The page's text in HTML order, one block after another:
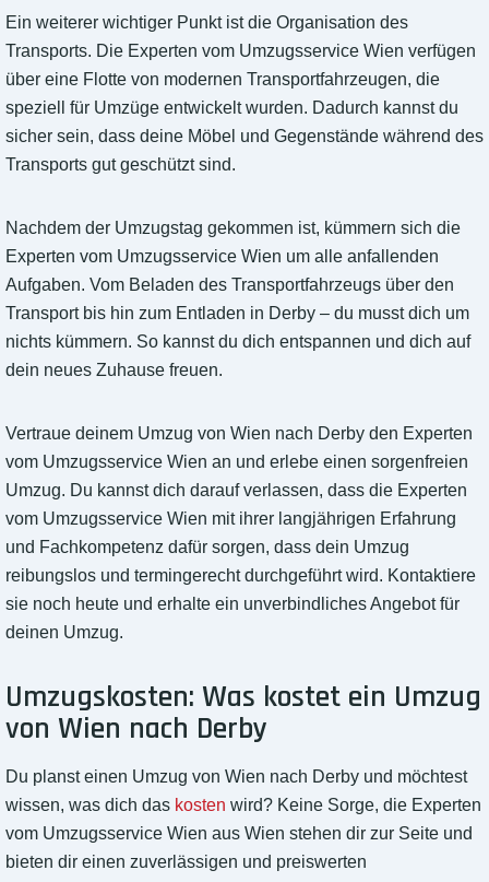
Ein weiterer wichtiger Punkt ist die Organisation des
Transports. Die Experten vom Umzugsservice Wien verfügen
über eine Flotte von modernen Transportfahrzeugen, die
speziell für Umzüge entwickelt wurden. Dadurch kannst du
sicher sein, dass deine Möbel und Gegenstände während des
Transports gut geschützt sind.
Nachdem der Umzugstag gekommen ist, kümmern sich die
Experten vom Umzugsservice Wien um alle anfallenden
Aufgaben. Vom Beladen des Transportfahrzeugs über den
Transport bis hin zum Entladen in Derby – du musst dich um
nichts kümmern. So kannst du dich entspannen und dich auf
dein neues Zuhause freuen.
Vertraue deinem Umzug von Wien nach Derby den Experten
vom Umzugsservice Wien an und erlebe einen sorgenfreien
Umzug. Du kannst dich darauf verlassen, dass die Experten
vom Umzugsservice Wien mit ihrer langjährigen Erfahrung
und Fachkompetenz dafür sorgen, dass dein Umzug
reibungslos und termingerecht durchgeführt wird. Kontaktiere
sie noch heute und erhalte ein unverbindliches Angebot für
deinen Umzug.
Umzugskosten: Was kostet ein Umzug
von Wien nach Derby
Du planst einen Umzug von Wien nach Derby und möchtest
wissen, was dich das kosten wird? Keine Sorge, die Experten
vom Umzugsservice Wien aus Wien stehen dir zur Seite und
bieten dir einen zuverlässigen und preiswerten